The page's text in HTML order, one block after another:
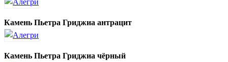
Камень Пьетра Гриджиа антрацит
Камень Пьетра Гриджиа чёрный